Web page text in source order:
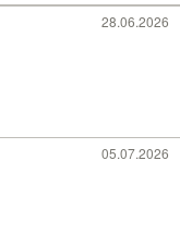
28.06.2026
05.07.2026